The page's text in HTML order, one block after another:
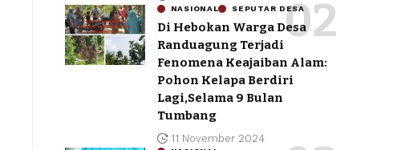
NASIONAL SEPUTAR DESA
Di Hebokan Warga Desa
Randuagung Terjadi
Fenomena Keajaiban Alam:
Pohon Kelapa Berdiri
Lagi,Selama 9 Bulan
Tumbang
11 November 2024